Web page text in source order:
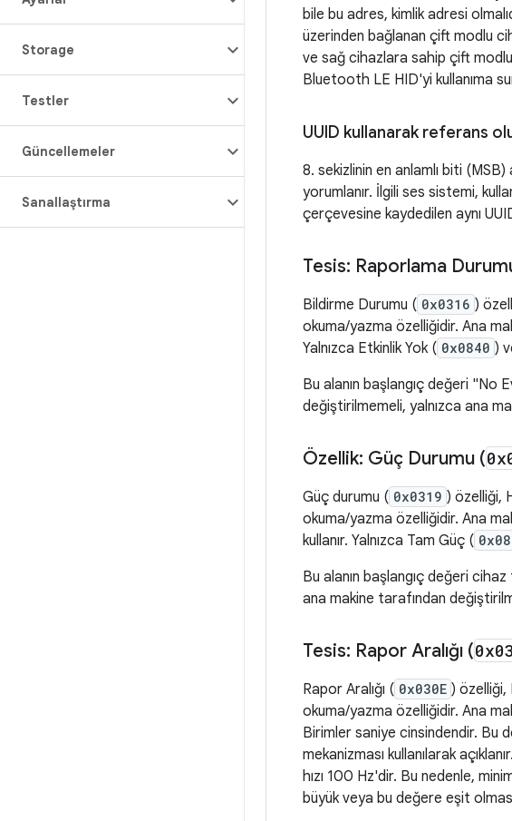
Storage
Testler
Güncellemeler
Sanallaştırma
bile bu adres, kimlik adresi
üzerinden bağlanan çift modlu
ve sağ cihazlara sahip çift
Bluetooth LE HID'yi kullanıma
UUID kullanarak referans
8. sekizlinin en anlamlı biti (MSB)
yorumlanır. İlgili ses sistemi,
çerçevesine kaydedilen aynı
Tesis: Raporlama
Bildirme Durumu ( 0x0316 )
okuma/yazma özelliğidir. Ana
Yalnızca Etkinlik Yok ( 0x0840 )
Bu alanın başlangıç değeri "No
değiştirilmemeli, yalnızca ana
Özellik: Güç Durumu (
Güç durumu ( 0x0319 ) özelliği,
okuma/yazma özelliğidir. Ana
kullanır. Yalnızca Tam Güç (
Bu alanın başlangıç değeri
ana makine tarafından
Tesis: Rapor Aralığı (
Rapor Aralığı ( 0x030E ) özelliği,
okuma/yazma özelliğidir. Ana
Birimler saniye cinsindendir. Bu
mekanizması kullanılarak
hızı 100 Hz'dir. Bu nedenle,
büyük veya bu değere eşit